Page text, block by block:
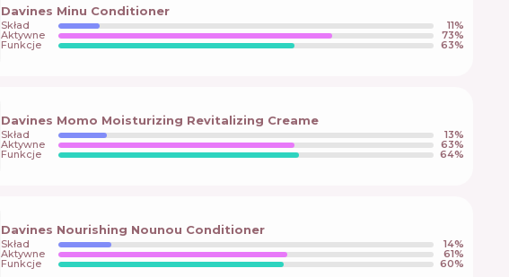
Davines Minu Conditioner
Skład 11%
Aktywne 73%
Funkcje 63%
Davines Momo Moisturizing Revitalizing Creame
Skład 13%
Aktywne 63%
Funkcje 64%
Davines Nourishing Nounou Conditioner
Skład 14%
Aktywne 61%
Funkcje 60%